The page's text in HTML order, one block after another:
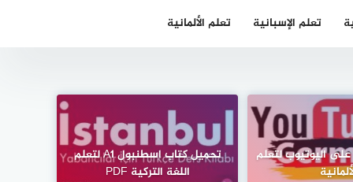
تعلم الإسبانية تعلم الألمانية
على اليوتيوب لتعلم
تحميل كتاب اسطنبول A1 لتعلم
اللغة التركية PDF